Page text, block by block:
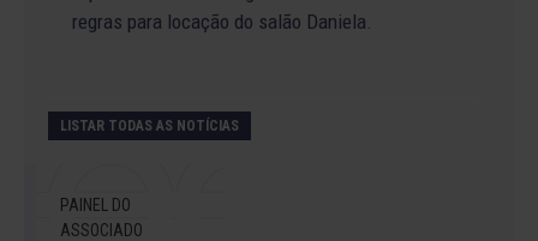
regras para locação do salão Daniela.
LISTAR TODAS AS NOTÍCIAS
PAINEL DO
ASSOCIADO